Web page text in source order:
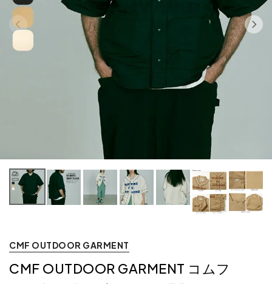
CMF OUTDOOR GARMENT
CMF OUTDOOR GARMENT コムフ